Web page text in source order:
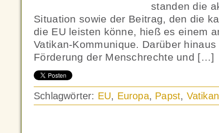
standen die
Situation sowie der Beitrag, den die
die EU leisten könne, hieß es einem
Vatikan-Kommunique. Darüber
Förderung der Menschrechte und […]
Schlagwörter: EU, Europa, Papst, Vatikan